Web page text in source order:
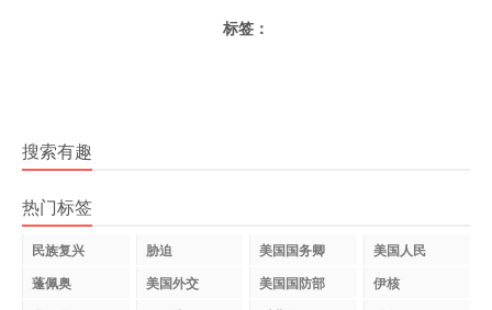
标签：
搜索有趣
热门标签
民族复兴 胁迫 美国国务卿
美国人民
蓬佩奥
美国外交 美国国防部
伊核